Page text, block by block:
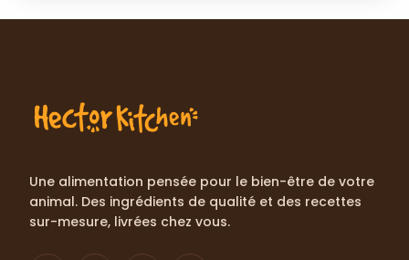
Une alimentation pensée pour le bien-être de votre
animal. Des ingrédients de qualité et des recettes
sur-mesure, livrées chez vous.